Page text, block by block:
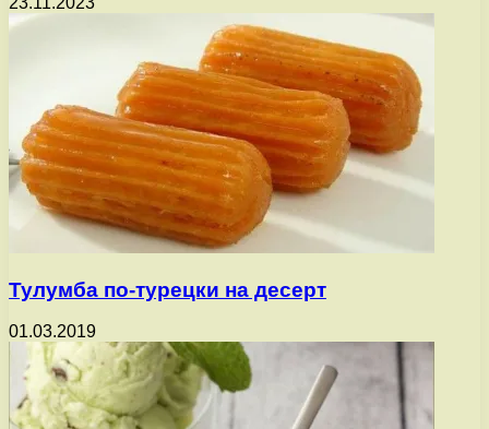
Тулумба по-турецки на десерт
01.03.2019